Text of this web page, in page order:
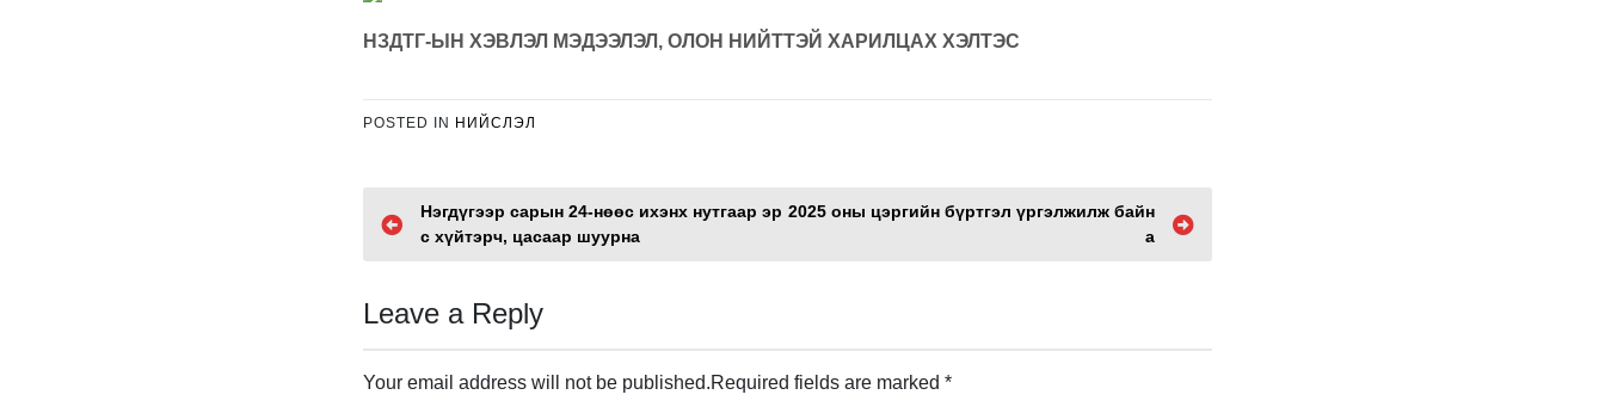
НЗДТГ-ЫН ХЭВЛЭЛ МЭДЭЭЛЭЛ, ОЛОН НИЙТТЭЙ ХАРИЛЦАХ ХЭЛТЭС
POSTED IN НИЙСЛЭЛ
P
s
Нэгдүгээр сарын 24-нөөс ихэнх нутгаар эр
с хүйтэрч, цасаар шуурна
2025 оны цэргийн бүртгэл үргэлжилж байн
а
Leave a Reply
Your email address will not be published.Required fields are marked *